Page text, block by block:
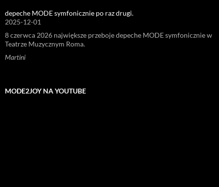
depeche MODE symfonicznie po raz drugi.
2025-12-01
8 czerwca 2026 największe przeboje depeche MODE symfonicznie w
Teatrze Muzycznym Roma.
Martini
MODE2JOY NA YOUTUBE